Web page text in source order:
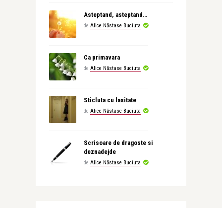
Asteptand, asteptand…
de Alice Năstase Buciuta
Ca primavara
de Alice Năstase Buciuta
Sticluta cu lasitate
de Alice Năstase Buciuta
Scrisoare de dragoste si
deznadejde
de Alice Năstase Buciuta